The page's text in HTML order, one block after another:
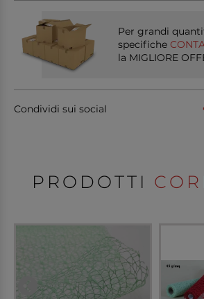
Per grandi
specifiche
la MIGLIORE
Condividi sui social
PRODOTTI